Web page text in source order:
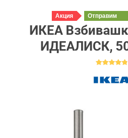
Акция
Отправим
сегодня
ИКЕА
ИДЕАЛИСК,